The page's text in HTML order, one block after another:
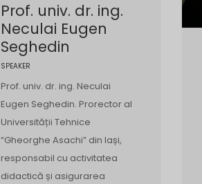
Prof. univ. dr. ing.
Neculai Eugen
Seghedin
SPEAKER
Prof. univ. dr. ing. Neculai
Eugen Seghedin. Prorector al
Universității Tehnice
“Gheorghe Asachi” din Iași,
responsabil cu activitatea
didactică și asigurarea